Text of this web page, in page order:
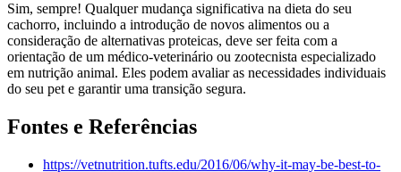
Sim, sempre! Qualquer mudança significativa na dieta do seu
cachorro, incluindo a introdução de novos alimentos ou a
consideração de alternativas proteicas, deve ser feita com a
orientação de um médico-veterinário ou zootecnista especializado
em nutrição animal. Eles podem avaliar as necessidades individuais
do seu pet e garantir uma transição segura.
Fontes e Referências
https://vetnutrition.tufts.edu/2016/06/why-it-may-be-best-to-